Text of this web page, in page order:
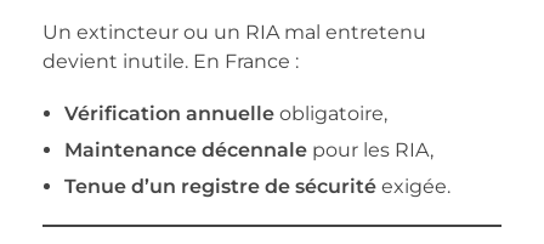
Un extincteur ou un RIA mal entretenu
devient inutile. En France :
Vérification annuelleobligatoire,
Maintenance décennalepour les RIA,
Tenue d’un registre de sécuritéexigée.